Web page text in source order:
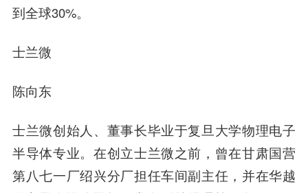
到全球30%。
士兰微
陈向东
士兰微创始人、董事长毕业于复旦大学物理电子
半导体专业。在创立士兰微之前，曾在甘肃国营
第八七一厂绍兴分厂担任车间副主任，并在华越